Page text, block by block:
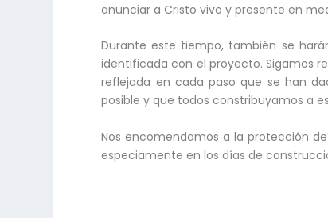
anunciar a Cristo vivo y presente en
Durante este tiempo, también se
identificada con el proyecto. Sigamos
reflejada en cada paso que se han
posible y que todos constribuyamos a
Nos encomendamos a la protección
especiamente en los días de